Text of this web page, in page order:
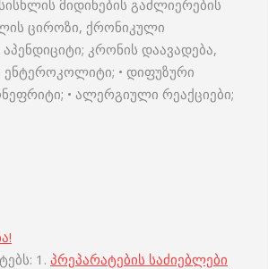
მიდინების გაძლიერების
ციროზი, ქრონიკული
აპენდიციტი; კრონის დაავადება,
• დიფუზური
• ალერგიული რეაქციები;
1. პრეპარატების საძიებლები